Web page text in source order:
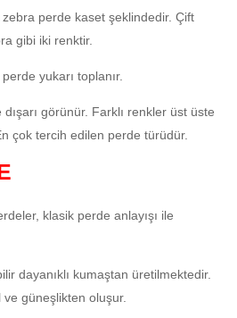
perde kaset şeklindedir. Çift
gibi iki renktir.
yukarı toplanır.
görünür. Farklı renkler üst üste
çok tercih edilen perde türüdür.
klasik perde anlayışı ile
dayanıklı kumaştan üretilmektedir.
güneşlikten oluşur.